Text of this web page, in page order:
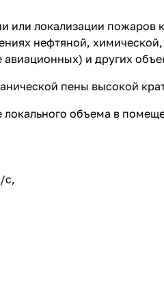
или локализации пожаров
нефтяной, химической,
и других
пены высокой
объема в
c,